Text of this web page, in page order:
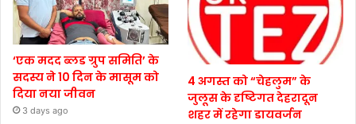
‘एक मदद ब्लड ग्रुप समिति’ के
सदस्य ने 10 दिन के मासूम को
दिया नया जीवन
3 days ago
4 अगस्त को “चेहलुम” के
जुलूस के दृष्टिगत देहरादून
शहर में रहेगा डायवर्जन